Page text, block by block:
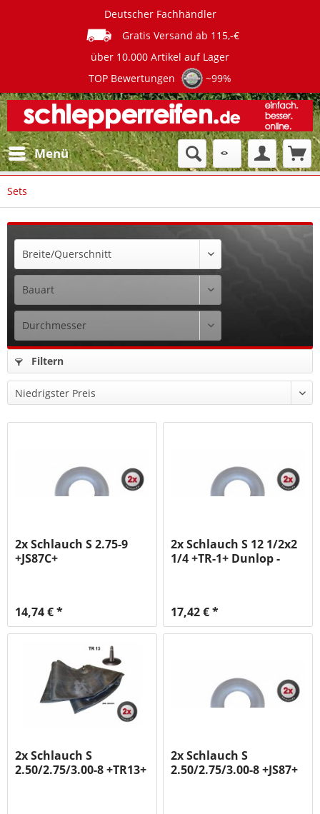
Deutscher Fachhändler
Gratis Versand ab 115,-€
über 10.000 Artikel auf Lager
TOP Bewertungen
~99%
Menü
Sets
Filtern
2x Schlauch S 2.75-9
+JS87C+
14,74 € *
2x Schlauch S 12 1/2x2
1/4 +TR-1+ Dunlop -
17,42 € *
2x Schlauch S
2.50/2.75/3.00-8 +TR13+
2x Schlauch S
2.50/2.75/3.00-8 +JS87+